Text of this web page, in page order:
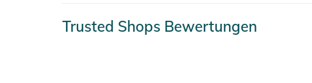
- Stickerei und Print-Logos
Trusted Shops Bewertungen